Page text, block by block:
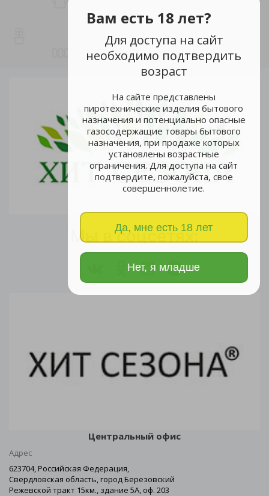
Вам есть 18 лет?
Для доступа на сайт
необходимо подтвердить
возраст
На сайте представлены
пиротехнические изделия бытового
назначения и потенциально опасные
газосодержащие товары бытового
назначения, при продаже которых
установлены возрастные
ограничения. Для доступа на сайт
подтвердите, пожалуйста, свое
совершеннолетие.
Да, мне есть 18 лет
Нет, я младше
Мы в соцсетях:
Центральный офис
Адрес
623704, Российская Федерация,
Свердловская область, город Березовский
Режевской тракт 15км., здание 5А, оф. 203